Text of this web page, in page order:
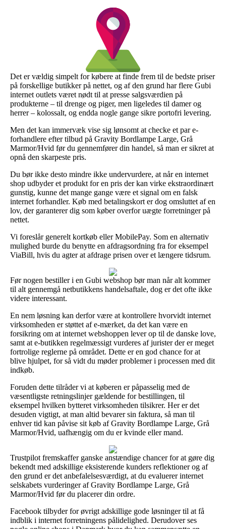
Det er vældig simpelt for købere at finde frem til de bedste priser
på forskellige butikker på nettet, og af den grund har flere Gubi
internet outlets været nødt til at presse salgsværdien på
produkterne – til drenge og piger, men ligeledes til damer og
herrer – kolossalt, og endda nogle gange sikre portofri levering.
Men det kan immervæk vise sig lønsomt at checke et par e-
forhandlere efter tilbud på Gravity Bordlampe Large, Grå
Marmor/Hvid før du gennemfører din handel, så man er sikret at
opnå den skarpeste pris.
Du bør ikke desto mindre ikke undervurdere, at når en internet
shop udbyder et produkt for en pris der kan virke ekstraordinært
gunstig, kunne det mange gange være et signal om en falsk
internet forhandler. Køb med betalingskort er dog omsluttet af en
lov, der garanterer dig som køber overfor uægte forretninger på
nettet.
Vi foreslår generelt kortkøb eller MobilePay. Som en alternativ
mulighed burde du benytte en afdragsordning fra for eksempel
ViaBill, hvis du agter at afdrage prisen over et længere tidsrum.
Før nogen bestiller i en Gubi webshop bør man når alt kommer
til alt gennemgå netbutikkens handelsaftale, dog er det ofte ikke
videre interessant.
En nem løsning kan derfor være at kontrollere hvorvidt internet
virksomheden er støttet af e-mærket, da det kan være en
forsikring om at internet webshoppen lever op til de danske love,
samt at e-butikken regelmæssigt vurderes af jurister der er meget
fortrolige reglerne på området. Dette er en god chance for at
blive hjulpet, for så vidt du møder problemer i processen med dit
indkøb.
Foruden dette tilråder vi at køberen er påpasselig med de
væsentligste retningslinjer gældende for bestillingen, til
eksempel hvilken bytteret virksomheden tilsikrer. Her er det
desuden vigtigt, at man altid bevarer sin faktura, så man til
enhver tid kan påvise sit køb af Gravity Bordlampe Large, Grå
Marmor/Hvid, uafhængig om du er kvinde eller mand.
Trustpilot fremskaffer ganske anstændige chancer for at gøre dig
bekendt med adskillige eksisterende kunders reflektioner og af
den grund er det anbefalelsesværdigt, at du evaluerer internet
selskabets vurderinger af Gravity Bordlampe Large, Grå
Marmor/Hvid før du placerer din ordre.
Facebook tilbyder for øvrigt adskillige gode løsninger til at få
indblik i internet forretningens pålidelighed. Derudover ses